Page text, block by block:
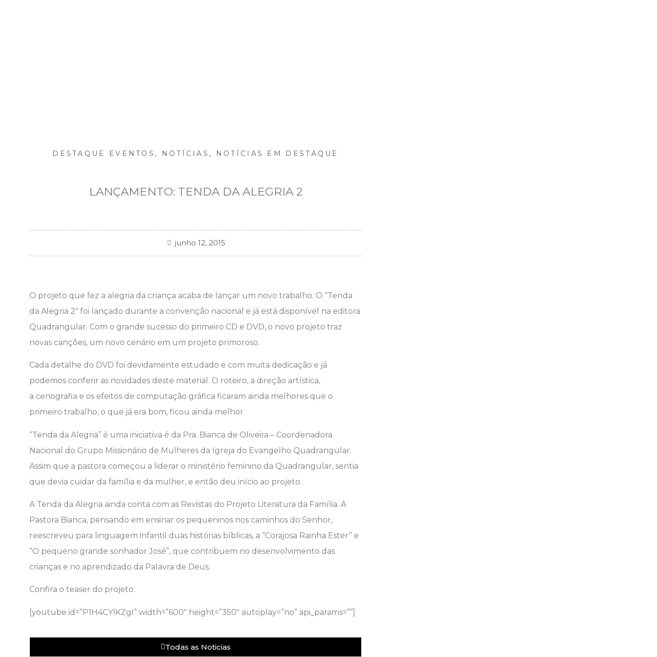
DESTAQUE EVENTOS , NOTÍCIAS , NOTÍCIAS EM DESTAQUE
LANÇAMENTO: TENDA DA ALEGRIA 2
junho 12, 2015
O projeto que fez a alegria da criança acaba de lançar um novo trabalho. O “Tenda
da Alegria 2″ foi lançado durante a convenção nacional e já está disponível na editora
Quadrangular. Com o grande sucesso do primeiro CD e DVD, o novo projeto traz
novas canções, um novo cenário em um projeto primoroso.
Cada detalhe do DVD foi devidamente estudado e com muita dedicação e já
podemos conferir as novidades deste material. O roteiro, a direção artística,
a cenografia e os efeitos de computação gráfica ficaram ainda melhores que o
primeiro trabalho, o que já era bom, ficou ainda melhor.
“Tenda da Alegria” é uma iniciativa é da Pra. Bianca de Oliveira – Coordenadora
Nacional do Grupo Missionário de Mulheres da Igreja do Evangelho Quadrangular.
Assim que a pastora começou a liderar o ministério feminino da Quadrangular, sentia
que devia cuidar da família e da mulher, e então deu início ao projeto.
A Tenda da Alegria ainda conta com as Revistas do Projeto Literatura da Família. A
Pastora Bianca, pensando em ensinar os pequeninos nos caminhos do Senhor,
reescreveu para linguagem infantil duas histórias bíblicas, a “Corajosa Rainha Ester” e
“O pequeno grande sonhador José”, que contribuem no desenvolvimento das
crianças e no aprendizado da Palavra de Deus.
Confira o teaser do projeto:
[youtube id=”P1H4CYlKZgI” width=”600″ height=”350″ autoplay=”no” api_params=””]
Todas as Noticias